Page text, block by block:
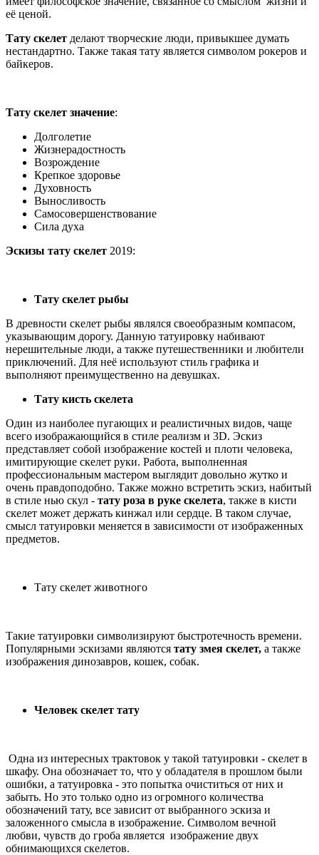
её ценой.
Тату скелет делают творческие люди, привыкшее думать
нестандартно. Также такая тату является символом рокеров и
байкеров.
Тату скелет значение:
Долголетие
Жизнерадостность
Возрождение
Крепкое здоровье
Духовность
Выносливость
Самосовершенствование
Сила духа
Эскизы тату скелет 2019:
Тату скелет рыбы
В древности скелет рыбы являлся своеобразным компасом,
указывающим дорогу. Данную татуировку набивают
нерешительные люди, а также путешественники и любители
приключений. Для неё используют стиль графика и
выполняют преимущественно на девушках.
Тату кисть скелета
Один из наиболее пугающих и реалистичных видов, чаще
всего изображающийся в стиле реализм и 3D. Эскиз
представляет собой изображение костей и плоти человека,
имитирующие скелет руки. Работа, выполненная
профессиональным мастером выглядит довольно жутко и
очень правдоподобно. Также можно встретить эскиз, набитый
в стиле нью скул - тату роза в руке скелета, также в кисти
скелет может держать кинжал или сердце. В таком случае,
смысл татуировки меняется в зависимости от изображенных
предметов.
Тату скелет животного
Такие татуировки символизируют быстротечность времени.
Популярными эскизами являются тату змея скелет, а также
изображения динозавров, кошек, собак.
Человек скелет тату
Одна из интересных трактовок у такой татуировки - скелет в
шкафу. Она обозначает то, что у обладателя в прошлом были
ошибки, а татуировка - это попытка очиститься от них и
забыть. Но это только одно из огромного количества
обозначений тату, все зависит от выбранного эскиза и
заложенного смысла в изображение. Символом вечной
любви, чувств до гроба является изображение двух
обнимающихся скелетов.